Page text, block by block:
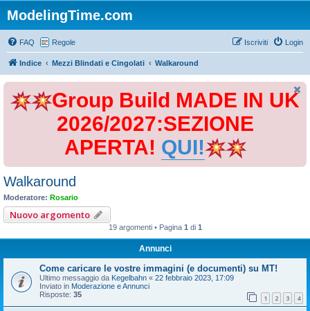
ModelingTime.com
FAQ Regole Login
Iscriviti
Indice Mezzi Blindati e Cingolati Walkaround
Group Build MADE IN UK
2026/2027:SEZIONE
APERTA! QUI!
Walkaround
Moderatore: Rosario
Nuovo argomento
19 argomenti • Pagina 1 di 1
Annunci
Come caricare le vostre immagini (e documenti) su MT!
Ultimo messaggio da Kegelbahn « 22 febbraio 2023, 17:09
Inviato in Moderazione e Annunci
Risposte: 35 1 2 3 4